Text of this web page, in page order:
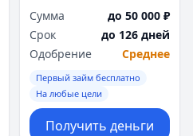
Сумма
до 50 000 ₽
Срок
до 126 дней
Одобрение
Среднее
Первый займ бесплатно
На любые цели
Получить деньги